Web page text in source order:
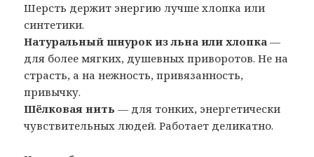
Шерсть держит энергию лучше хлопка или
синтетики.
Натуральный шнурок из льна или хлопка —
для более мягких, душевных приворотов. Не на
страсть, а на нежность, привязанность,
привычку.
Шёлковая нить — для тонких, энергетически
чувствительных людей. Работает деликатно.